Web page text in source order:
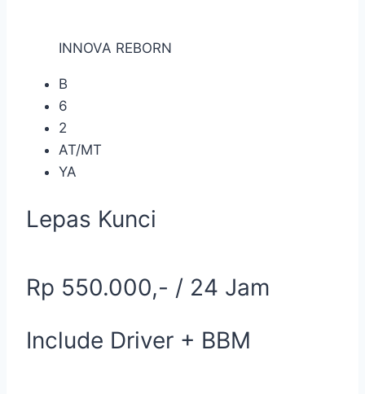
INNOVA REBORN
B
6
2
AT/MT
YA
Lepas Kunci
Rp 550.000,- / 24 Jam
Include Driver + BBM